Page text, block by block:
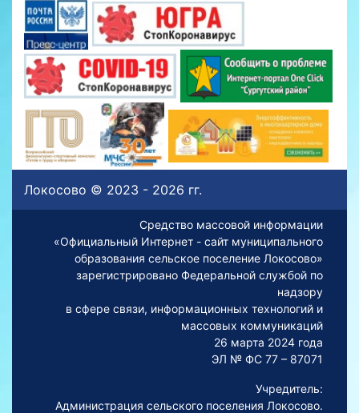
Локосово © 2023 - 2026 гг.
Средство массовой информации
«Официальный Интернет - сайт муниципального
образования сельское поселение Локосово»
зарегистрировано Федеральной службой по
надзору
в сфере связи, информационных технологий и
массовых коммуникаций
26 марта 2024 года
ЭЛ № ФС 77 – 87071
Учредитель:
Администрация сельского поселения Локосово.